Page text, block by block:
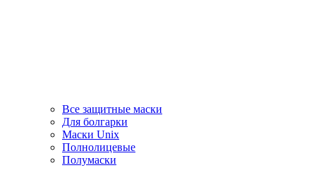
Все защитные маски
Для болгарки
Маски Unix
Полнолицевые
Полумаски